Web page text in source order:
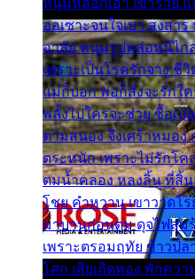
ออเซาะจนใจเบา สงสา
อาลัย หนุ่มรูปหล่อหนีไก
เพราะเป็นโรครักจาง ชี
แม่ก็บอก พ่อก็สั่งจะรักใ
พลั้งไปใครจะช่วย ซื้อเป
ตามสนอง จึงเศร้าหมอง
ตระหนัก เพราะไม่รักโ
ตมน้ำคลอง หลงลิ้น ที่สิ้น
โชย คำหวาน เขาวาดโ
มาบานก่อนตูม ดุจไฟสุม
เพราะตรอมฤทัย ข้าวปล
โศก เสียเถิดทอง พักควา